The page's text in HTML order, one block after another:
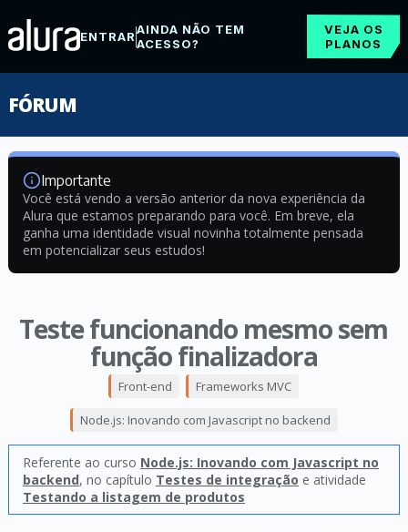
ENTRARAINDA NÃO TEM
ACESSO?
VEJA OS
PLANOS
FÓRUM
Importante
Você está vendo a versão anterior da nova experiência da
Alura que estamos preparando para você. Em breve, ela
ganha uma identidade visual novinha totalmente pensada
em potencializar seus estudos!
Teste funcionando mesmo sem
função finalizadora
Front-end Frameworks MVC
Node.js: Inovando com Javascript no backend
Referente ao curso Node.js: Inovando com Javascript no
backend, no capítulo Testes de integração e atividade
Testando a listagem de produtos